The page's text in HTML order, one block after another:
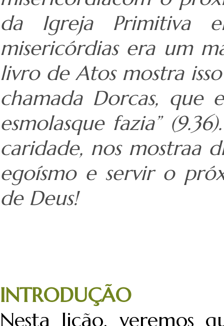
da Igreja Primitiva
misericórdias era um
livro de Atos mostra
chamada Dorcas, que
esmolasque fazia”
caridade, nos mostraa
egoísmo e servir o
de Deus!
INTRODUÇÃO
Nesta lição, veremos